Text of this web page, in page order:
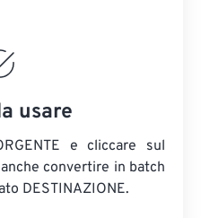
usare
e cliccare sul
convertire in batch
DESTINAZIONE.